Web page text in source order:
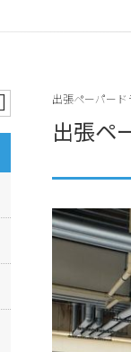
出張ペーパー
出張ペ